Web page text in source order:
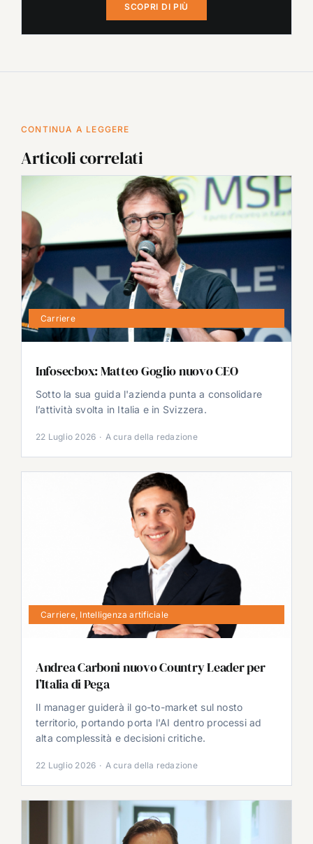
SCOPRI DI PIÙ
CONTINUA A LEGGERE
Articoli correlati
Carriere
Infosecbox: Matteo Goglio nuovo CEO
Sotto la sua guida l'azienda punta a consolidare
l’attività svolta in Italia e in Svizzera.
22 Luglio 2026 · A cura della redazione
Carriere, Intelligenza artificiale
Andrea Carboni nuovo Country Leader per
l’Italia di Pega
Il manager guiderà il go-to-market sul nosto
territorio, portando porta l'AI dentro processi ad
alta complessità e decisioni critiche.
22 Luglio 2026 · A cura della redazione